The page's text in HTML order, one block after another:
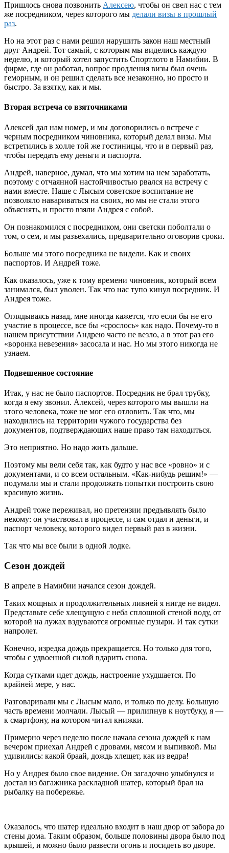
Пришлось снова позвонить Алексею, чтобы он свел нас с тем
же посредником, через которого мы делали визы в прошлый
раз.
Но на этот раз с нами решил нарушить закон наш местный
друг Андрей. Тот самый, с которым мы виделись каждую
неделю, и который хотел запустить Спортлото в Намибии. В
фирме, где он работал, вопрос продления визы был очень
геморным, и он решил сделать все незаконно, но просто и
быстро. За взятку, как и мы.
Вторая встреча со взяточниками
Алексей дал нам номер, и мы договорились о встрече с
черным посредником чиновника, который делал визы. Мы
встретились в холле той же гостиницы, что и в первый раз,
чтобы передать ему деньги и паспорта.
Андрей, наверное, думал, что мы хотим на нем заработать,
поэтому с отчаянной настойчивостью рвался на встречу с
нами вместе. Наше с Лысым советское воспитание не
позволяло навариваться на своих, но мы не стали этого
объяснять, и просто взяли Андрея с собой.
Он познакомился с посредником, они светски поболтали о
том, о сем, и мы разъехались, предварительно оговорив сроки.
Больше мы этого посредника не видели. Как и своих
паспортов. И Андрей тоже.
Как оказалось, уже к тому времени чиновник, который всем
занимался, был уволен. Так что нас тупо кинул посредник. И
Андрея тоже.
Оглядываясь назад, мне иногда кажется, что если бы не его
участие в процессе, все бы «срослось» как надо. Почему-то в
нашем присутствии Андрею часто не везло, а в этот раз его
«воронка невезения» засосала и нас. Но мы этого никогда не
узнаем.
Подвешенное состояние
Итак, у нас не было паспортов. Посредник не брал трубку,
когда я ему звонил. Алексей, через которого мы вышли на
этого человека, тоже не мог его отловить. Так что, мы
находились на территории чужого государства без
документов, подтверждающих наше право там находиться.
Это неприятно. Но надо жить дальше.
Поэтому мы вели себя так, как будто у нас все «ровно» и с
документами, и со всем остальным. «Как-нибудь решим!» —
подумали мы и стали продолжать попытки построить свою
красивую жизнь.
Андрей тоже переживал, но претензии предъявлять было
некому: он участвовал в процессе, и сам отдал и деньги, и
паспорт человеку, которого видел первый раз в жизни.
Так что мы все были в одной лодке.
Сезон дождей
В апреле в Намибии начался сезон дождей.
Таких мощных и продолжительных ливней я нигде не видел.
Представьте себе хлещущую с неба сплошной стеной воду, от
которой на лужах вздуваются огромные пузыри. И так сутки
напролет.
Конечно, изредка дождь прекращается. Но только для того,
чтобы с удвоенной силой вдарить снова.
Когда сутками идет дождь, настроение ухудшается. По
крайней мере, у нас.
Разговаривали мы с Лысым мало, и только по делу. Большую
часть времени молчали. Лысый — прилипнув к ноутбуку, я —
к смартфону, на котором читал книжки.
Примерно через неделю после начала сезона дождей к нам
вечером приехал Андрей с дровами, мясом и выпивкой. Мы
удивились: какой браай, дождь хлещет, как из ведра!
Но у Андрея было свое видение. Он загадочно улыбнулся и
достал из багажника раскладной шатер, который брал на
рыбалку на побережье.
Оказалось, что шатер идеально входит в наш двор от забора до
стены дома. Таким образом, больше половины двора было под
крышей, и можно было развести огонь и посидеть во дворе.